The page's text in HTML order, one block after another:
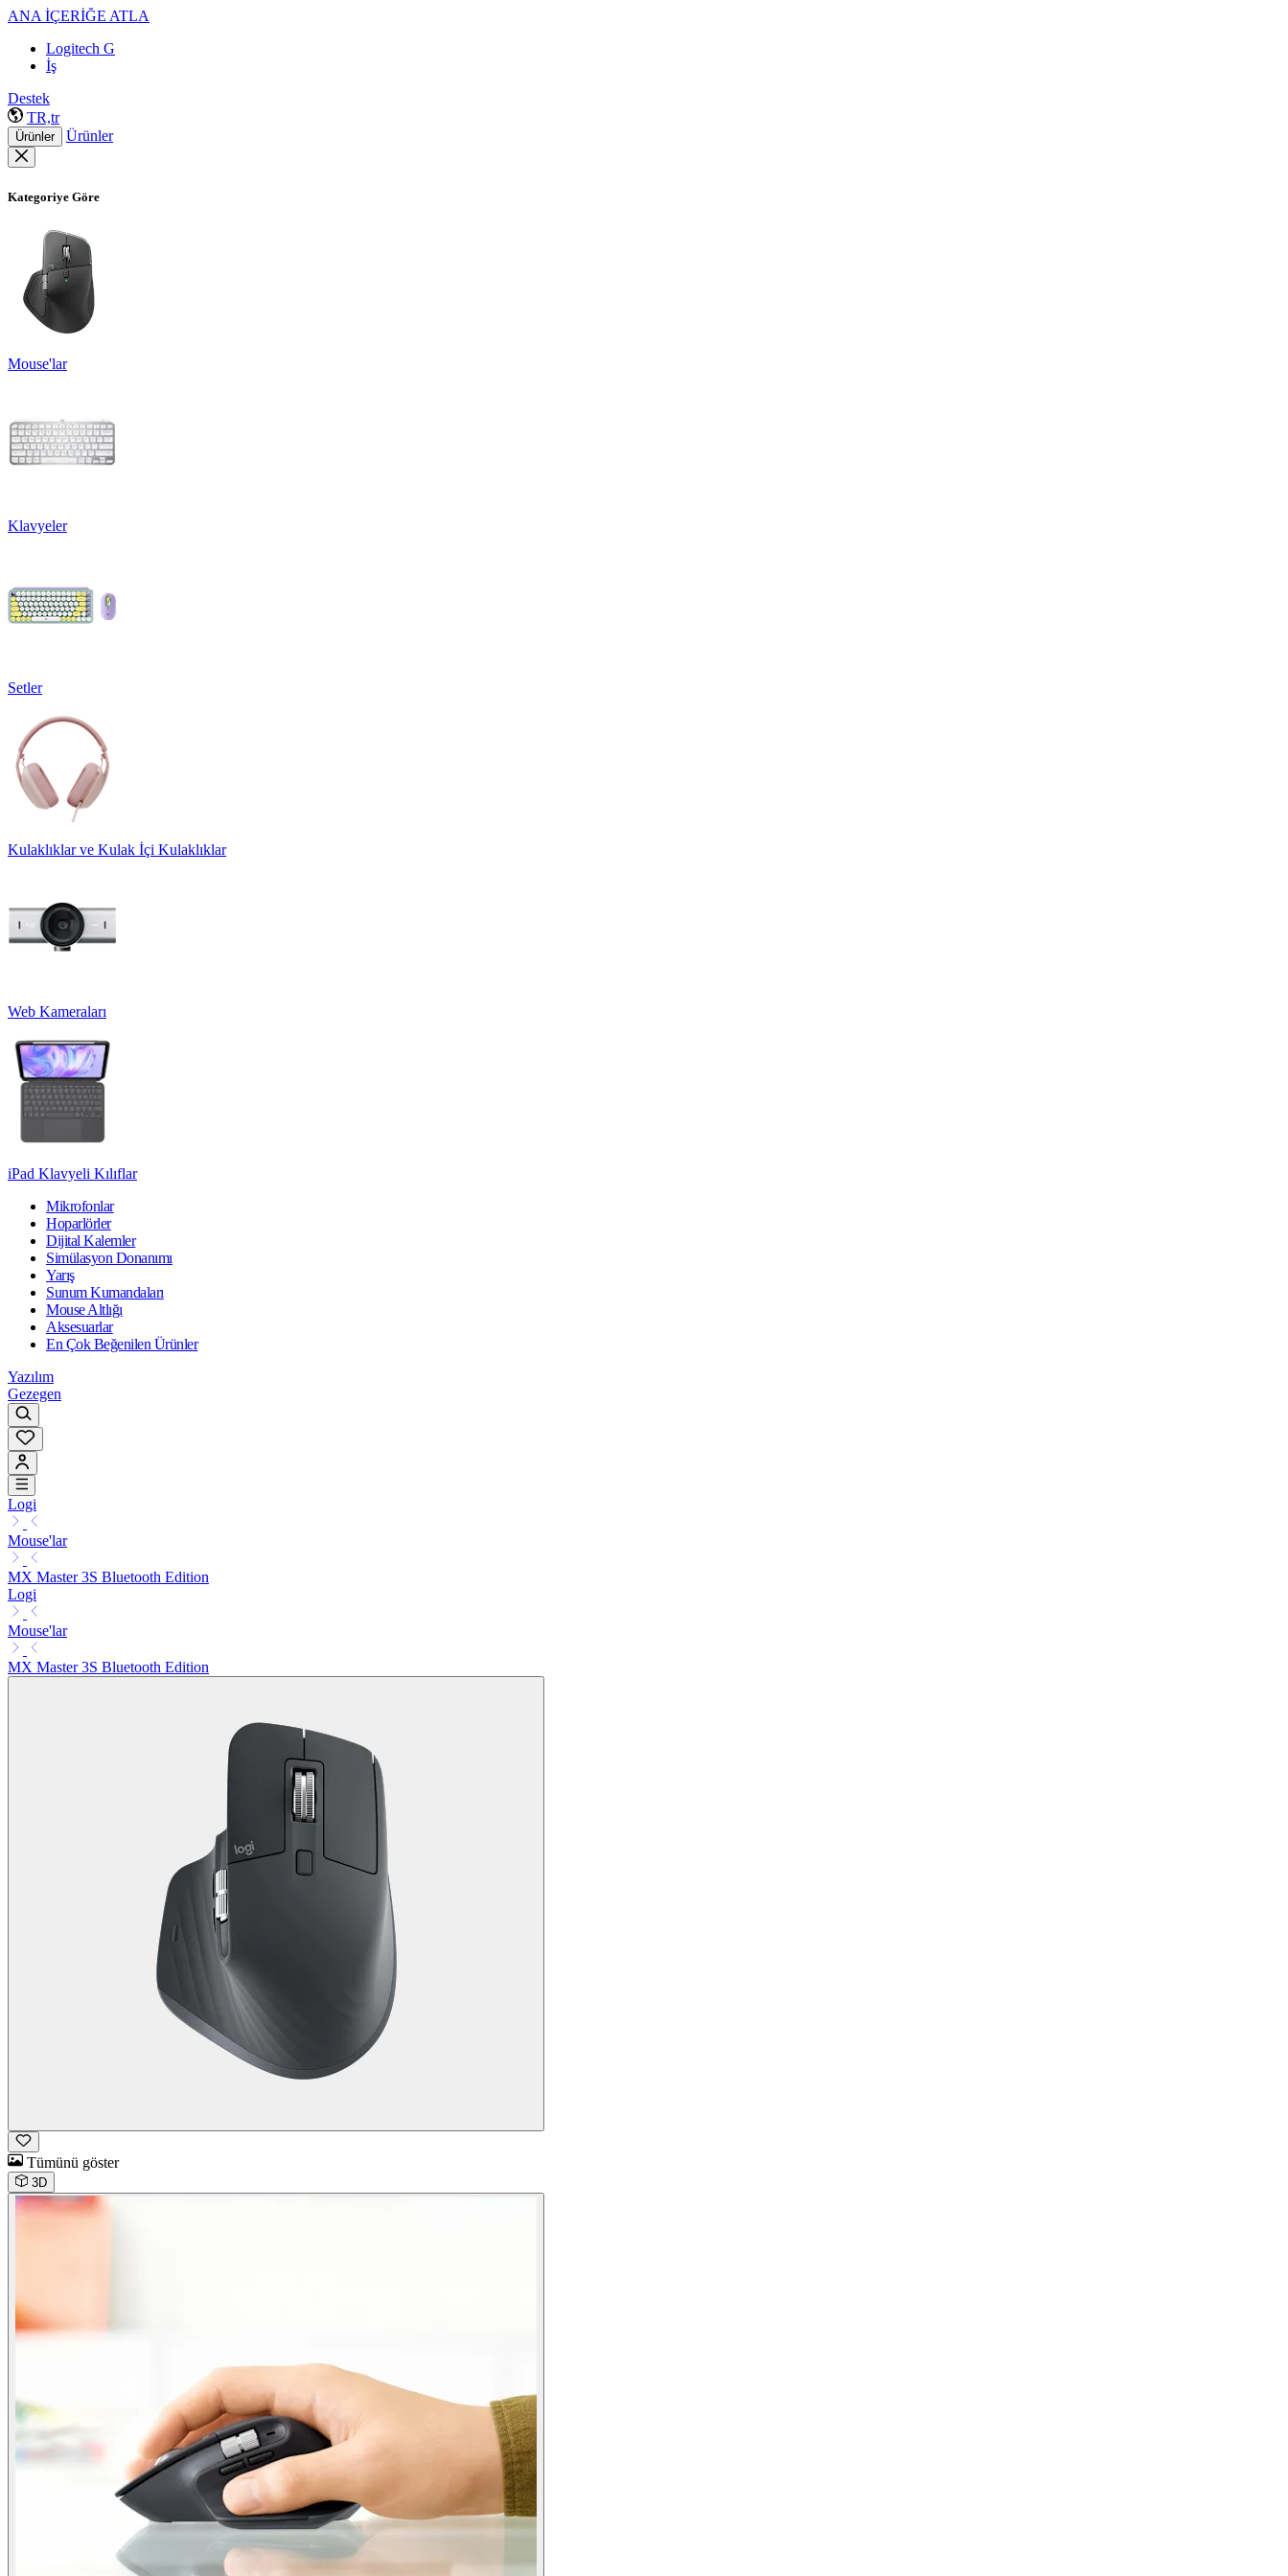
ANA İÇERİĞE ATLA
Logitech G
İş
Destek
TR,tr
Ürünler Ürünler
Kategoriye Göre
Mouse'lar
Klavyeler
Setler
Kulaklıklar ve Kulak İçi Kulaklıklar
Web Kameraları
iPad Klavyeli Kılıflar
Mikrofonlar
Hoparlörler
Dijital Kalemler
Simülasyon Donanımı
Yarış
Sunum Kumandaları
Mouse Altlığı
Aksesuarlar
En Çok Beğenilen Ürünler
Yazılım
Gezegen
Logi
Mouse'lar
MX Master 3S Bluetooth Edition
Logi
Mouse'lar
MX Master 3S Bluetooth Edition
Tümünü göster
3D